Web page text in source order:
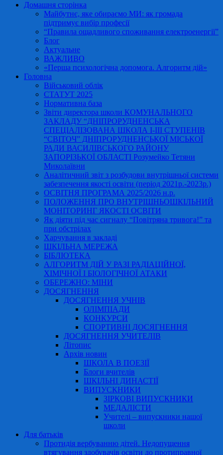
Домашня сторінка
Майбутнє, яке обираємо МИ: як громада
підтримує вибір професії
“Правила ощадливого споживання електроенергії”
Блог
Актуальне
ВАЖЛИВО
«Перша психологічна допомога. Алгоритм дій»
Головна
Військовий облік
СТАТУТ 2025
Нормативна база
Звіти директора школи КОМУНАЛЬНОГО
ЗАКЛАДУ “ДНІПРОРУДНЕНСЬКА
СПЕЦІАЛІЗОВАНА ШКОЛА І-ІІІ СТУПЕНІВ
“СВІТОЧ” ДНІПРОРУДНЕНСЬКОЇ МІСЬКОЇ
РАДИ ВАСИЛІВСЬКОГО РАЙОНУ
ЗАПОРІЗЬКОЇ ОБЛАСТІ Розумейко Тетяни
Миколаївни
Аналітичний звіт з розбудови внутрішньої системи
забезпечення якості освіти (період 2021р.-2023р.)
ОСВІТНЯ ПРОГРАМА 2025/2026 н.р.
ПОЛОЖЕННЯ ПРО ВНУТРІШНЬОШКІЛЬНИЙ
МОНІТОРИНГ ЯКОСТІ ОСВІТИ
Як діяти під час сигналу “Повітряна тривога!” та
при обстрілах
Харчування в закладі
ШКІЛЬНА МЕРЕЖА
БІБЛІОТЕКА
АЛГОРИТМ ДІЙ У РАЗІ РАДІАЦІЙНОЇ,
ХІМІЧНОЇ І БІОЛОГІЧНОЇ АТАКИ
ОБЕРЕЖНО: МІНИ
ДОСЯГНЕННЯ
ДОСЯГНЕННЯ УЧНІВ
ОЛІМПІАДИ
КОНКУРСИ
СПОРТИВНІ ДОСЯГНЕННЯ
ДОСЯГНЕННЯ УЧИТЕЛІВ
Літопис
Архів новин
ШКОЛА В ПОЕЗІЇ
Блоги вчителів
ШКІЛЬНІ ДИНАСТІЇ
ВИПУСКНИКИ
ЗІРКОВІ ВИПУСКНИКИ
МЕДАЛІСТИ
Учителі – випускники нашої
школи
Для батьків
Протидія вербуванню дітей. Недопущення
втягування здобувачів освіти до протиправної